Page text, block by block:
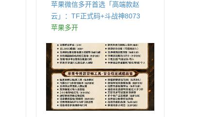
苹果微信多开首选「高端款赵
云」：TF正式码+斗战神8073
包，7天退换认准拍拍卡激活码
苹果多开